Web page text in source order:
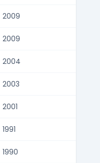
2009
2009
2004
2003
2001
1991
1990